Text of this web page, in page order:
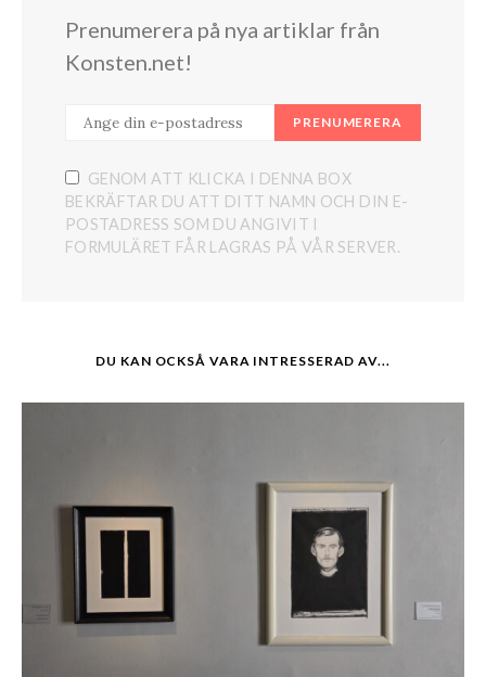
Prenumerera på nya artiklar från
Konsten.net!
PRENUMERERA
GENOM ATT KLICKA I DENNA BOX
BEKRÄFTAR DU ATT DITT NAMN OCH DIN E-
POSTADRESS SOM DU ANGIVIT I
FORMULÄRET FÅR LAGRAS PÅ VÅR SERVER.
DU KAN OCKSÅ VARA INTRESSERAD AV...